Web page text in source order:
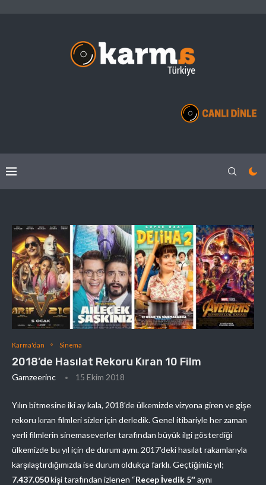
Karma'dan Sinema
2018’de Hasılat Rekoru Kıran 10 Film
Gamzeerinc 15 Ekim 2018
Yılın bitmesine iki ay kala, 2018’de ülkemizde vizyona giren ve gişe
rekoru kıran filmleri sizler için derledik. Genel itibariyle her zaman
yerli filmlerin sinemaseverler tarafından büyük ilgi gösterdiği
ülkemizde bu yıl için de durum aynı. 2017’deki hasılat rakamlarıyla
karşılaştırdığımızda ise durum oldukça farklı. Geçtiğimiz yıl;
7.437.050kişi tarafından izlenen “Recep İvedik 5″aynı